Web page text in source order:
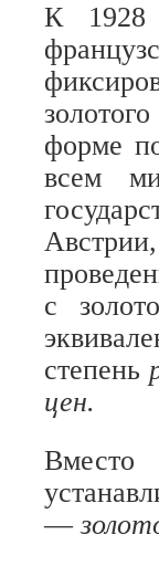
К 1928
форме
всем
с
степень
цен.
Вместо
—